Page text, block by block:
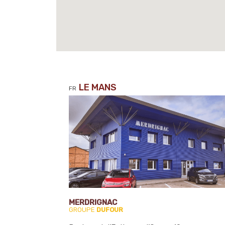
FR LE MANS
MERDRIGNAC
GROUPE DUFOUR